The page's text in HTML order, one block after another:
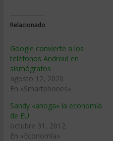
Relacionado
Google convierte a los
teléfonos Android en
sismógrafos
agosto 12, 2020
En «Smartphones»
Sandy «ahoga» la economía
de EU
octubre 31, 2012
En «Economía»